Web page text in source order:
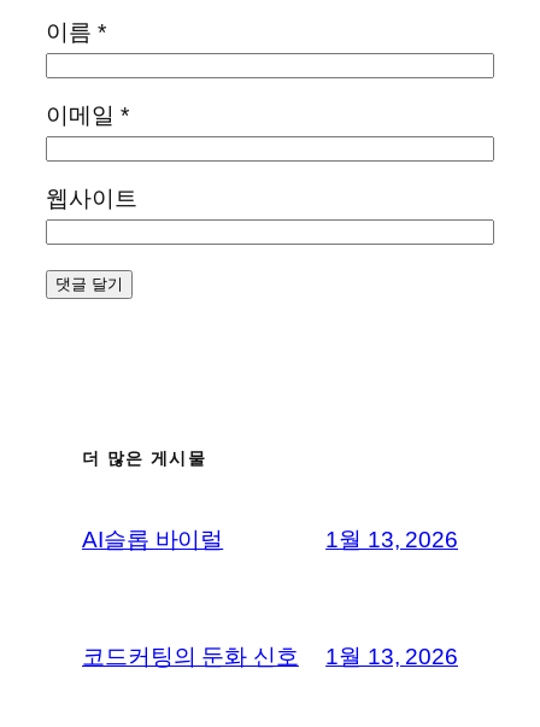
이름 *
이메일 *
웹사이트
더 많은 게시물
AI슬롭 바이럴 1월 13, 2026
코드커팅의 둔화 신호 1월 13, 2026